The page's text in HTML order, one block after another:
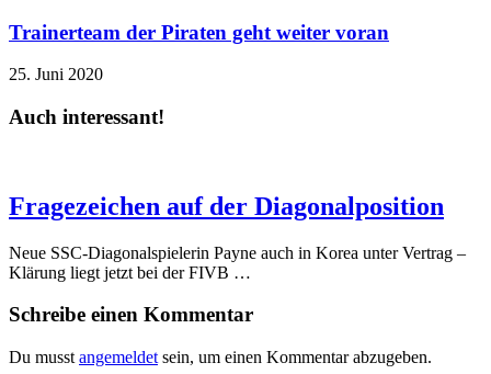
Trainerteam der Piraten geht weiter voran
25. Juni 2020
Auch interessant!
Fragezeichen auf der Diagonalposition
Neue SSC-Diagonalspielerin Payne auch in Korea unter Vertrag –
Klärung liegt jetzt bei der FIVB …
Schreibe einen Kommentar
Du musst angemeldet sein, um einen Kommentar abzugeben.